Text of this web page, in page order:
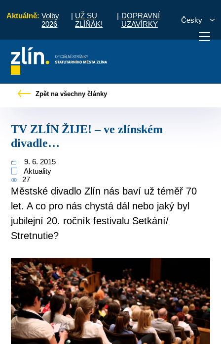
Aktuálně: Volby
2026
| UŽ SU
ZLÍŇÁK!
| DOPRAVNÍ
UZAVÍRKY
Česky
vyřídit Potřebuji zaplatit
Zpět na všechny články
TV ZLÍN ŽIJE! – ve zlínském
divadle…
9. 6. 2015
Aktuality
27
Městské divadlo Zlín nás baví už téměř 70
let. A co pro nás chystá dál nebo jaký byl
jubilejní 20. ročník festivalu Setkání/
Stretnutie?